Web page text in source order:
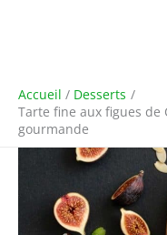
Accueil
Desserts
Tarte fine aux figues de
gourmande